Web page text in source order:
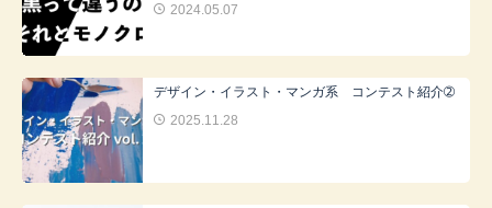
2024.05.07
デザイン・イラスト・マンガ系 コンテスト紹介➁
2025.11.28